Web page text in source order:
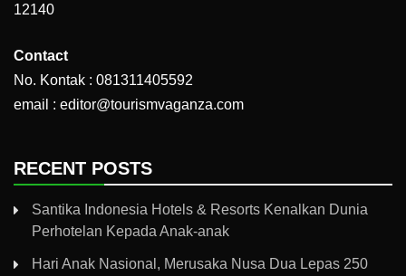
12140
Contact
No. Kontak : 081311405592
email : editor@tourismvaganza.com
RECENT POSTS
Santika Indonesia Hotels & Resorts Kenalkan Dunia
Perhotelan Kepada Anak-anak
Hari Anak Nasional, Merusaka Nusa Dua Lepas 250